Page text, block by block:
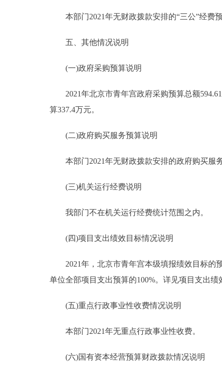
本部门2021年无财政拨款安排的“三公”经费
五、其他情况说明
(一)政府采购预算说明
2021年北京市青年宫政府采购预算总额594.61
算337.4万元。
(二)政府购买服务预算说明
本部门2021年无财政拨款安排的政府购买服
(三)机关运行经费说明
我部门不在机关运行经费统计范围之内。
(四)项目支出绩效目标情况说明
2021年，北京市青年宫本级填报绩效目标的预
单位全部项目支出预算的100%。详见项目支出绩
(五)重点行政事业性收费情况说明
本部门2021年无重点行政事业性收费。
(六)国有资本经营预算财政拨款情况说明